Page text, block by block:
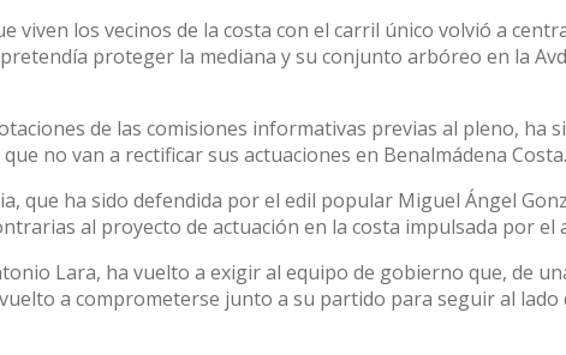
viven los vecinos de la costa con el carril único volvió a
proteger la mediana y su conjunto arbóreo en la
de las comisiones informativas previas al pleno, ha
no van a rectificar sus actuaciones en Benalmádena Costa.
que ha sido defendida por el edil popular Miguel Ángel
al proyecto de actuación en la costa impulsada por el
Lara, ha vuelto a exigir al equipo de gobierno que, de
a comprometerse junto a su partido para seguir al lado